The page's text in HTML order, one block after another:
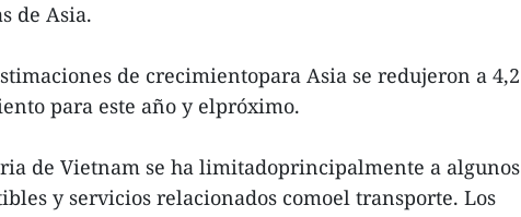
de Asia.
de crecimientopara Asia se redujeron a 4,2
para este año y elpróximo.
de Vietnam se ha limitadoprincipalmente a algunos
y servicios relacionados comoel transporte. Los